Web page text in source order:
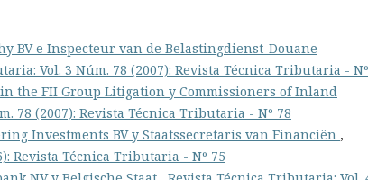
BV e Inspecteur van de Belastingdienst-Douane
Vol. 3 Núm. 78 (2007): Revista Técnica Tributaria -
the FII Group Litigation y Commissioners of Inland
78 (2007): Revista Técnica Tributaria - Nº 78
Investments BV y Staatssecretaris van Financiën ,
Revista Técnica Tributaria - Nº 75